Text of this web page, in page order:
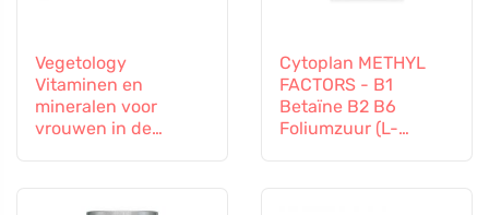
Vegetology
Vitaminen en
mineralen voor
vrouwen in de
Cytoplan METHYL
FACTORS - B1
Betaïne B2 B6
Foliumzuur (L-